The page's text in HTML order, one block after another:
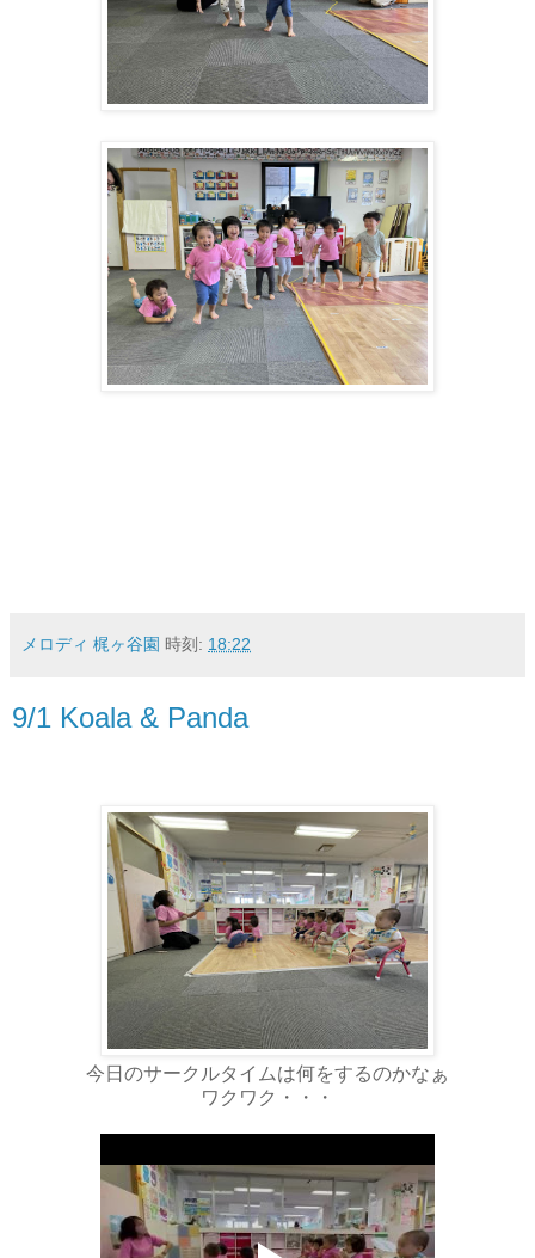
メロディ 梶ヶ谷園 時刻: 18:22
9/1 Koala & Panda
今日のサークルタイムは何をするのかなぁ
ワクワク・・・